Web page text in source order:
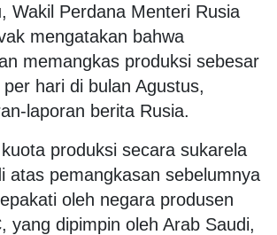
Wakil Perdana Menteri Rusia
mengatakan bahwa
memangkas produksi sebesar
hari di bulan Agustus,
laporan berita Rusia.
produksi secara sukarela
atas pemangkasan sebelumnya
oleh negara produsen
yang dipimpin oleh Arab Saudi,